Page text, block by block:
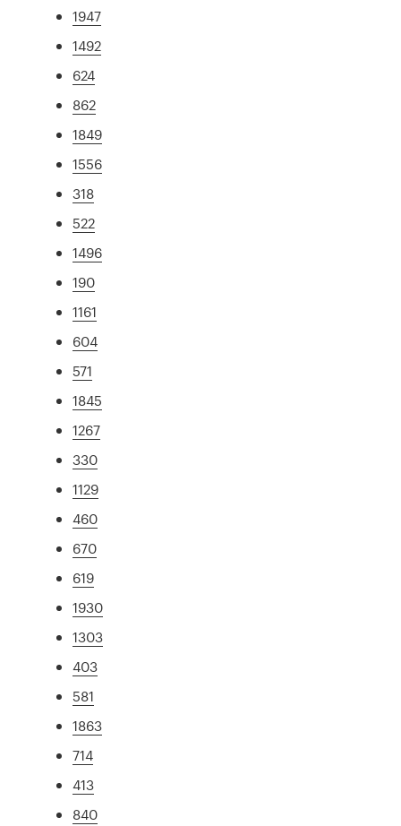
1947
1492
624
862
1849
1556
318
522
1496
190
1161
604
571
1845
1267
330
1129
460
670
619
1930
1303
403
581
1863
714
413
840